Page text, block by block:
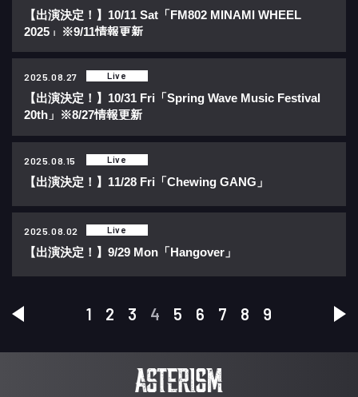
【出演決定！】10/11 Sat「FM802 MINAMI WHEEL
2025」※9/11情報更新
2025.08.27 Live
【出演決定！】10/31 Fri「Spring Wave Music Festival
20th」※8/27情報更新
2025.08.15 Live
【出演決定！】11/28 Fri「Chewing GANG」
2025.08.02 Live
【出演決定！】9/29 Mon「Hangover」
1 2 3 4 5 6 7 8 9